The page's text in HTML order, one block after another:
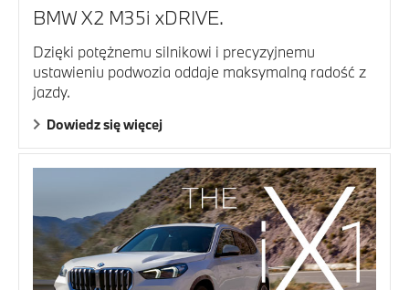
BMW X2 M35i xDRIVE.
Dzięki potężnemu silnikowi i precyzyjnemu
ustawieniu podwozia oddaje maksymalną radość z
jazdy.
Dowiedz się więcej